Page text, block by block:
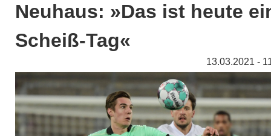
Neuhaus: »Das ist heute
Scheiß-Tag«
13.03.2021 -